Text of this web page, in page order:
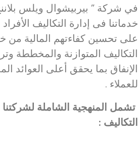
في شركة ” بيربيشوال ويلس
خدماتنا فى إدارة التكاليف
على تحسين كفاءتهم المالية من
التكاليف المتوازنة والمخططة
الإنفاق بما يحقق أعلى العوائد
للعملاء .
تشمل المنهجية الشاملة
التكاليف :